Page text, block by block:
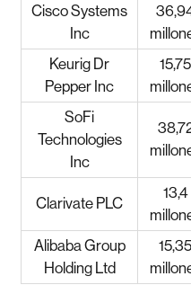
Cisco Systems
Inc
Keurig Dr
Pepper Inc
15,75
SoFi
Technologies
Inc
Clarivate PLC
13,4
Alibaba Group
Holding Ltd
15,35